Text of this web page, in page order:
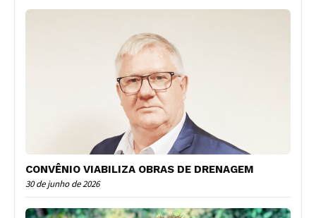
CONVÊNIO VIABILIZA OBRAS DE DRENAGEM
30 de junho de 2026